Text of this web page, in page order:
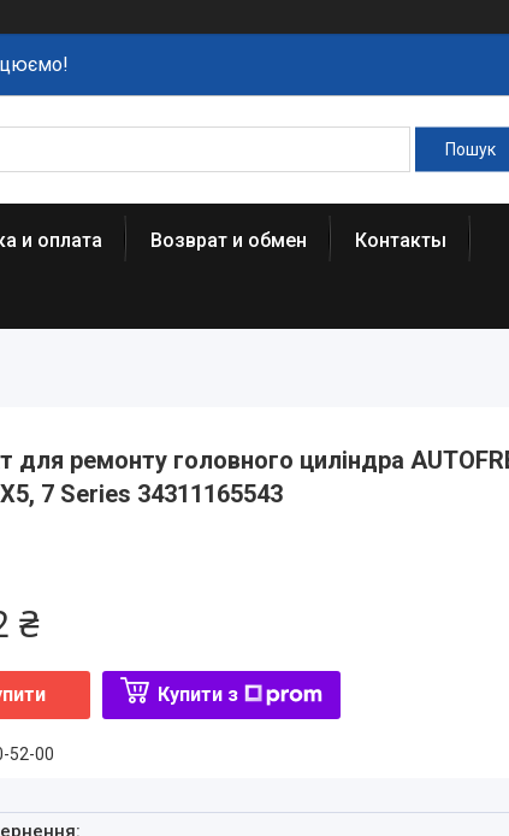
и оплата Возврат и обмен Контакты
для ремонту головного циліндра
7 Series 34311165543
₴
Купити з
52-00